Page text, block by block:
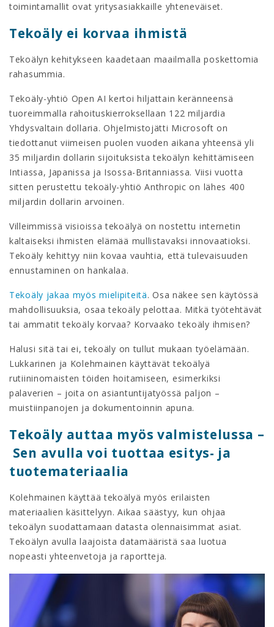
toimintamallit ovat yritysasiakkaille yhteneväiset.
Tekoäly ei korvaa ihmistä
Tekoälyn kehitykseen kaadetaan maailmalla poskettomia
rahasummia.
Tekoäly-yhtiö Open AI kertoi hiljattain keränneensä
tuoreimmalla rahoituskierroksellaan 122 miljardia
Yhdysvaltain dollaria. Ohjelmistojätti Microsoft on
tiedottanut viimeisen puolen vuoden aikana yhteensä yli
35 miljardin dollarin sijoituksista tekoälyn kehittämiseen
Intiassa, Japanissa ja Isossa-Britanniassa. Viisi vuotta
sitten perustettu tekoäly-yhtiö Anthropic on lähes 400
miljardin dollarin arvoinen.
Villeimmissä visioissa tekoälyä on nostettu internetin
kaltaiseksi ihmisten elämää mullistavaksi innovaatioksi.
Tekoäly kehittyy niin kovaa vauhtia, että tulevaisuuden
ennustaminen on hankalaa.
Tekoäly jakaa myös mielipiteitä. Osa näkee sen käytössä
mahdollisuuksia, osaa tekoäly pelottaa. Mitkä työtehtävät
tai ammatit tekoäly korvaa? Korvaako tekoäly ihmisen?
Halusi sitä tai ei, tekoäly on tullut mukaan työelämään.
Lukkarinen ja Kolehmainen käyttävät tekoälyä
rutiininomaisten töiden hoitamiseen, esimerkiksi
palaverien – joita on asiantuntijatyössä paljon –
muistiinpanojen ja dokumentoinnin apuna.
Tekoäly auttaa myös valmistelussa –
Sen avulla voi tuottaa esitys- ja
tuotemateriaalia
Kolehmainen käyttää tekoälyä myös erilaisten
materiaalien käsittelyyn. Aikaa säästyy, kun ohjaa
tekoälyn suodattamaan datasta olennaisimmat asiat.
Tekoälyn avulla laajoista datamääristä saa luotua
nopeasti yhteenvetoja ja raportteja.